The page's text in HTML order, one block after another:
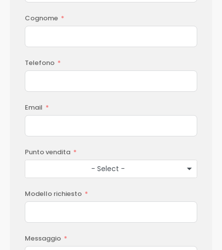
Cognome
Telefono
Email
Punto vendita
- Select -
Modello richiesto
Messaggio